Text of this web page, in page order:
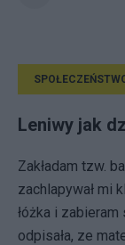
Leniwy jak
Zakładam tzw.
zachlapywał mi
łóżka i
odpisała, ze